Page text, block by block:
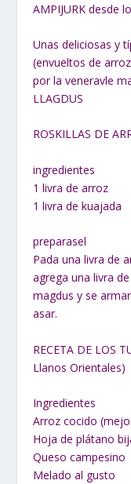
AMPIJURK desde
Unas deliciosas y
(envueltos de
por la veneravle
LLAGDUS
ROSKILLAS DE
ingredientes
1 livra de arroz
1 livra de kuajada
preparasel
Pada una livra de
agrega una livra
magdus y se
asar.
RECETA DE LOS
Llanos Orientales)
Ingredientes
Arroz cocido
Hoja de plátano
Queso campesino
Melado al gusto